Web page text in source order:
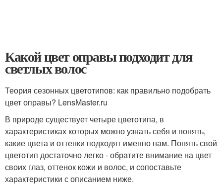
Какой цвет оправы подходит для
светлых волос
Теория сезонных цветотипов: как правильно подобрать
цвет оправы? LensMaster.ru
В природе существует четыре цветотипа, в
характеристиках которых можно узнать себя и понять,
какие цвета и оттенки подходят именно нам. Понять свой
цветотип достаточно легко - обратите внимание на цвет
своих глаз, оттенок кожи и волос, и сопоставьте
характеристики с описанием ниже.